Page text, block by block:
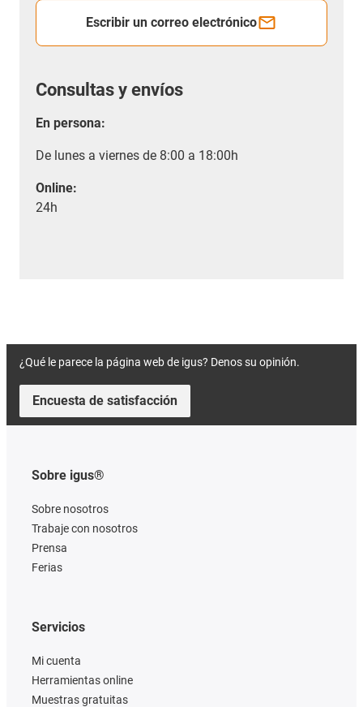
Escribir un correo electrónico
Consultas y envíos
En persona:
De lunes a viernes de 8:00 a 18:00h
Online:
24h
¿Qué le parece la página web de igus? Denos su opinión.
Encuesta de satisfacción
Sobre igus®
Sobre nosotros
Trabaje con nosotros
Prensa
Ferias
Servicios
Mi cuenta
Herramientas online
Muestras gratuitas